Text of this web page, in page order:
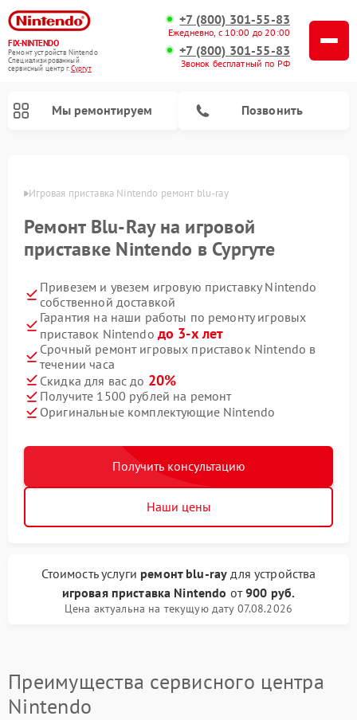
FIX-NINTENDO
Ремонт устройств Nintendo
Специализированный
cервисный центр г.Сургут
+7 (800) 301-55-83
Ежедневно, с 10:00 до 20:00
+7 (800) 301-55-83
Звонок бесплатный по РФ
Мы ремонтируем Позвонить
Игровая приставка Nintendo ремонт blu-ray
Ремонт Blu-Ray на игровой
приставке Nintendo в Сургуте
Привезем и увезем игровую приставку Nintendo
собственной доставкой
Гарантия на наши работы по ремонту игровых
приставок Nintendo до 3-х лет
Срочный ремонт игровых приставок Nintendo в
течении часа
Скидка для вас до 20%
Получите 1500 рублей на ремонт
Оригинальные комплектующие Nintendo
Получить консультацию
Наши цены
Стоимость услуги ремонт blu-ray для устройства
игровая приставка Nintendo от900 руб.
Цена актуальна на текущую дату 07.08.2026
Преимущества сервисного центра
Nintendo